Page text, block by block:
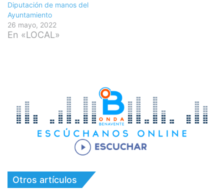
Diputación de manos del
Ayuntamiento
26 mayo, 2022
En «LOCAL»
Otros artículos